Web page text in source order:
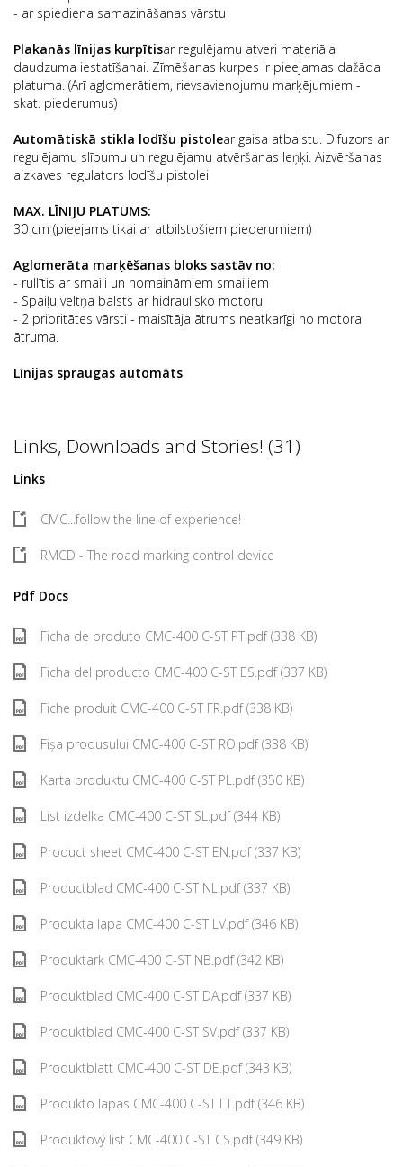
- ar spiediena samazināšanas vārstu
Plakanās līnijas kurpītisar regulējamu atveri materiāla
daudzuma iestatīšanai. Zīmēšanas kurpes ir pieejamas dažāda
platuma. (Arī aglomerātiem, rievsavienojumu marķējumiem -
skat. piederumus)
Automātiskā stikla lodīšu pistolear gaisa atbalstu. Difuzors ar
regulējamu slīpumu un regulējamu atvēršanas leņķi. Aizvēršanas
aizkaves regulators lodīšu pistolei
MAX. LĪNIJU PLATUMS:
30 cm (pieejams tikai ar atbilstošiem piederumiem)
Aglomerāta marķēšanas bloks sastāv no:
- rullītis ar smaili un nomaināmiem smaiļiem
- Spaiļu veltņa balsts ar hidraulisko motoru
- 2 prioritātes vārsti - maisītāja ātrums neatkarīgi no motora
ātruma.
Līnijas spraugas automāts
Links, Downloads and Stories! (31)
Links
CMC...follow the line of experience!
RMCD - The road marking control device
Pdf Docs
Ficha de produto CMC-400 C-ST PT.pdf (338 KB)
Ficha del producto CMC-400 C-ST ES.pdf (337 KB)
Fiche produit CMC-400 C-ST FR.pdf (338 KB)
Fișa produsului CMC-400 C-ST RO.pdf (338 KB)
Karta produktu CMC-400 C-ST PL.pdf (350 KB)
List izdelka CMC-400 C-ST SL.pdf (344 KB)
Product sheet CMC-400 C-ST EN.pdf (337 KB)
Productblad CMC-400 C-ST NL.pdf (337 KB)
Produkta lapa CMC-400 C-ST LV.pdf (346 KB)
Produktark CMC-400 C-ST NB.pdf (342 KB)
Produktblad CMC-400 C-ST DA.pdf (337 KB)
Produktblad CMC-400 C-ST SV.pdf (337 KB)
Produktblatt CMC-400 C-ST DE.pdf (343 KB)
Produkto lapas CMC-400 C-ST LT.pdf (346 KB)
Produktový list CMC-400 C-ST CS.pdf (349 KB)